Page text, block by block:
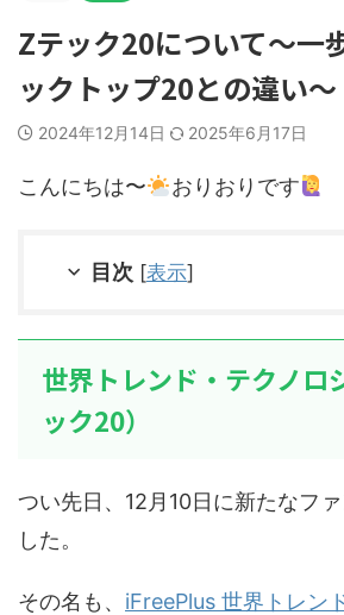
Zテック20について～一
ックトップ20との違い～
2024年12月14日 2025年6月17日
こんにちは〜 おりおりです
目次 [表示]
世界トレンド・テクノロ
ック20）
つい先日、12月10日に新たなフ
した。
その名も、 iFreePlus 世界トレン